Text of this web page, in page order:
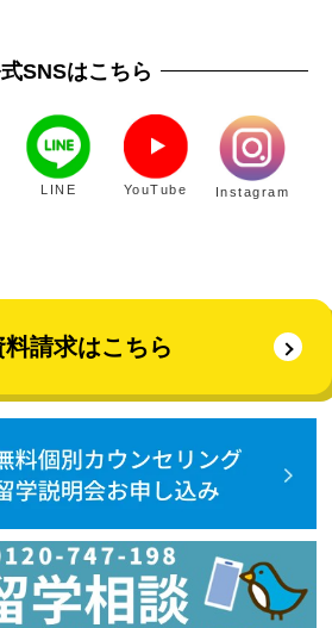
SNSはこちら
LINE YouTube Instagram
料請求はこちら